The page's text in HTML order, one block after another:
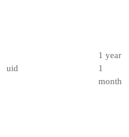
uid
1 year
1
month